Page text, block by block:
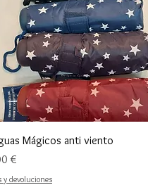
Mágicos anti viento
€
y devoluciones